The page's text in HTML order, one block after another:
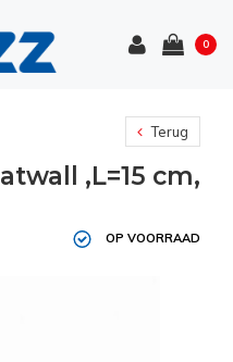
0
Terug
,L=15 cm,
OP VOORRAAD